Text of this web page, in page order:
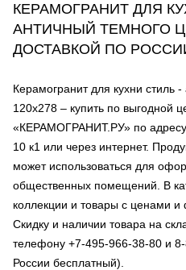
КЕРАМОГРАНИТ ДЛЯ
АНТИЧНЫЙ ТЕМНОГО
ДОСТАВКОЙ ПО
Керамогранит для кухни стиль
120х278 – купить по выгодной
«КЕРАМОГРАНИТ.РУ» по
10 к1 или через интернет.
может использоваться для
общественных помещений. В
коллекции и товары с ценами
Скидку и наличии товара на
телефону +7-495-966-38-80 и
России бесплатный).